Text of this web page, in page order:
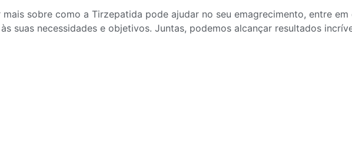
sobre como a Tirzepatida pode ajudar no seu emagrecimento, entre
suas necessidades e objetivos. Juntas, podemos alcançar resultados